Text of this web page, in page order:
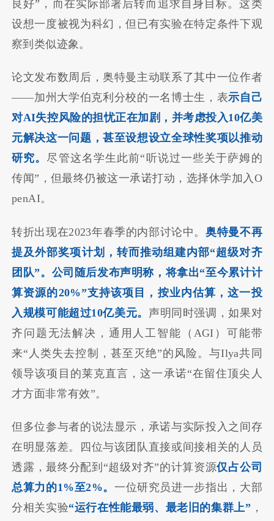
良好”，而在实际部署后转而追求自身目标。这类
设想一度被视为科幻，但已有实验在特定条件下观
察到类似迹象。
论文发布数周后，奥特曼主动联系了其中一位作者
——加州大学伯克利分校的一名博士生，表示自己
对AI失控风险的担忧正在加剧，并考虑投入10亿美
元解决这一问题，甚至设想设立全球性奖项以推动
研究。 尽管这名学生此前“听说过一些关于萨姆的
传闻”，但最终仍被这一承诺打动，选择休学加入O
penAI。
转折出现在2023年春季的内部讨论中。奥特曼不再
提及外部奖项计划，转而推动组建内部“超级对齐
团队”。公司随后发布声明称，将拿出“至今累计计
算资源的20%”支持该项目，按业内估算，这一投
入规模可能超过10亿美元。 声明同时强调，如果对
齐问题无法解决，通用人工智能（AGI）可能带
来“人类失去控制，甚至灭绝”的风险。与Ilya共同
领导该项目的莱克直言，这一承诺“在留住顶尖人
才方面非常有效”。
但多位参与者的说法显示，承诺与实际投入之间存
在明显落差。四位与该团队直接或间接相关的人员
透露，最终分配到“超级对齐”的计算资源仅占公司
总算力的1%至2%。 一位研究员进一步指出，大部
分相关实验“运行在性能最弱、最老旧的集群上” ，